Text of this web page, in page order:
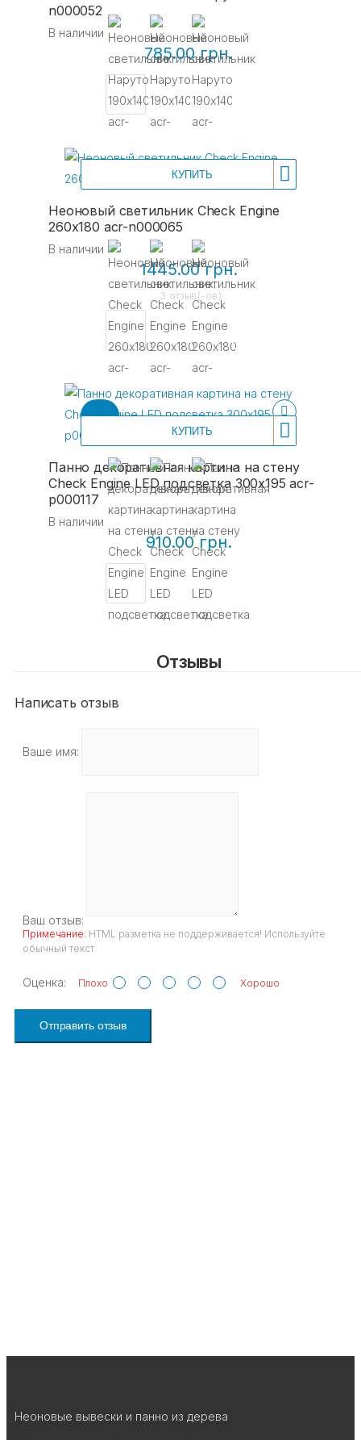
n000052
В наличии
785.00 грн.
КУПИТЬ
Неоновый светильник Check Engine
260х180 acr-n000065
В наличии
1445.00 грн.
3 отзыв(-ов)
КУПИТЬ
Панно декоративная картина на стену
Check Engine LED подсветка 300х195 acr-
p000117
В наличии
910.00 грн.
Отзывы
Написать отзыв
Ваше имя:
Ваш отзыв:
Примечание: HTML разметка не поддерживается! Используйте
обычный текст.
Оценка: Плохо Хорошо
Отправить отзыв
Неоновые вывески и панно из дерева